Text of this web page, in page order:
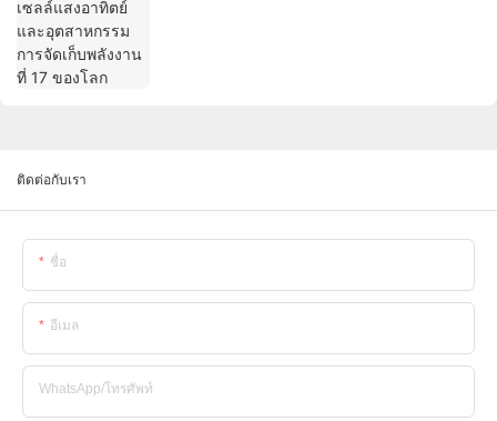
ติดต่อกับเรา
ชื่อ
อีเมล
WhatsApp/โทรศัพท์